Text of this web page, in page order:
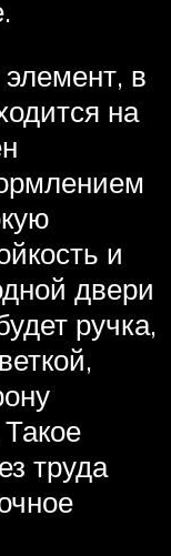
в
на
и
двери
ручка,
труда